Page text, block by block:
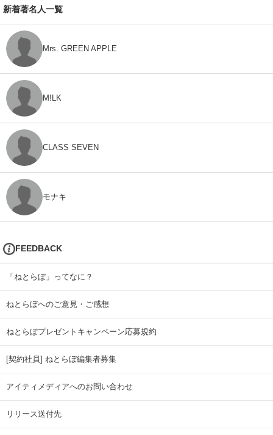
新着著名人一覧
Mrs. GREEN APPLE
M!LK
CLASS SEVEN
モナキ
FEEDBACK
「ねとらぼ」ってなに？
ねとらぼへのご意見・ご感想
ねとらぼプレゼントキャンペーン応募規約
[契約社員] ねとらぼ編集者募集
アイティメディアへのお問い合わせ
リリース送付先